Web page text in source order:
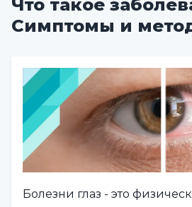
Что такое
Симптомы и
Болезни глаз - это